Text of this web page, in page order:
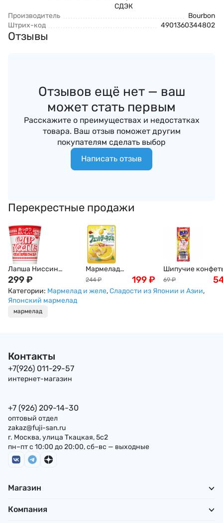
СДЭК
Производитель
Bourbon
Штрих-код
4901360344802
Отзывы
Отзывов ещё нет — ваш
может стать первым
Расскажите о преимуществах и недостатках
товара. Ваш отзыв поможет другим
покупателям сделать выбор
Написать отзыв
Перекрестные продажи
Лапша Ниссин
Nissin Cup Noodle с
Креветками, 57г,
Япония
299₽
Мармелад
Fettuccine gummi,
50г
244 ₽ 199₽
Шипучие
со вкусом колы
Bubble Candy Cola
69 ₽
Категории: Мармелад и желе,Сладости из Японии и Азии,
Японский мармелад
мармелад
Контакты
+7(926) 011-29-57
интернет-магазин
+7 (926) 209-14-30
оптовый отдел
zakaz@fuji-san.ru
г. Москва, улица Ткацкая, 5с2
пн–пт с 10:00 до 20:00, сб–вс — выходные
Магазин
Компания